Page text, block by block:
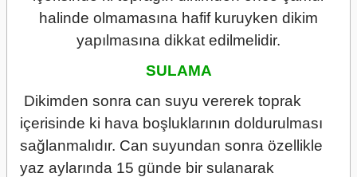
halinde olmamasına hafif kuruyken dikim
yapılmasına dikkat edilmelidir.
SULAMA
Dikimden sonra can suyu vererek toprak
içerisinde ki hava boşluklarının doldurulması
sağlanmalıdır. Can suyundan sonra özellikle
yaz aylarında 15 günde bir sulanarak